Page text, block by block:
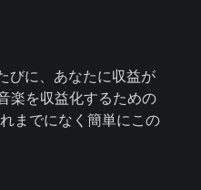
びに、あなたに収益が
楽を収益化するための
までになく簡単にこの